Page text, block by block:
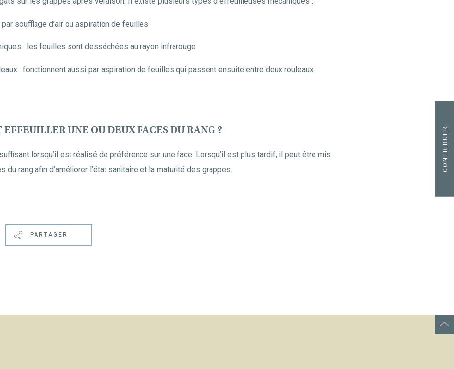
soufflage d’air ou aspiration de feuilles
: les feuilles sont desséchées au rayon infrarouge
: fonctionnent aussi par aspiration de feuilles qui passent ensuite entre deux rouleaux
EFFEUILLER UNE OU DEUX FACES DU RANG ?
lorsqu’il est réalisé de préférence sur une face. Lorsqu’il est plus tardif, il peut être mis
du rang afin d’améliorer l’état sanitaire et la maturité des grappes.
CONTRIBUER
PARTAGER